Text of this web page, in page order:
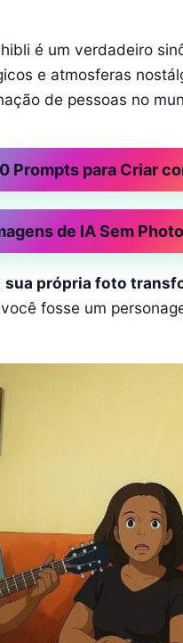
é um verdadeiro
e atmosferas
de pessoas no
Prompts para Criar
de IA Sem
sua própria foto
fosse um